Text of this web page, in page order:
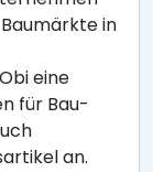
in
eine
für Bau-
an.